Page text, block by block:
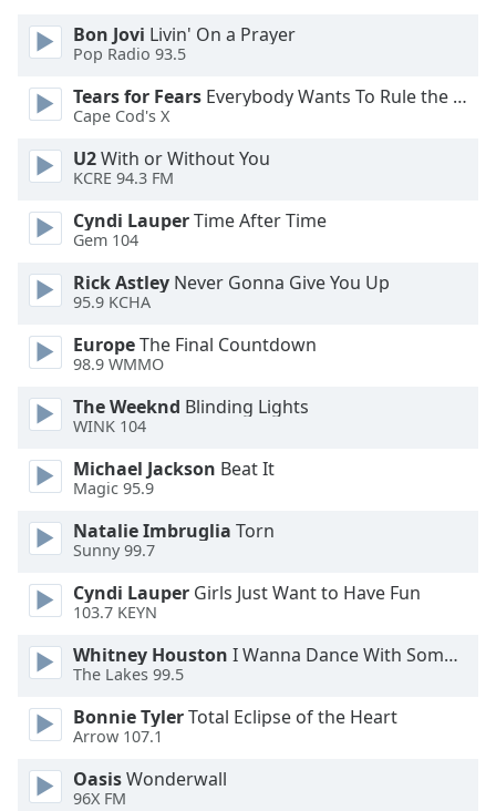
Beginning
dialog
Escape
close
window.
Color
Background
Color
Opacity
Caption
Area
Background
Bon Jovi Livin' On a Prayer
Pop Radio 93.5
Tears for Fears Everybody Wants To Rule the World
Cape Cod's X
U2With or Without You
KCRE 94.3 FM
Cyndi LauperTime After Time
Gem 104
Rick Astley Never Gonna Give You Up
95.9 KCHA
EuropeThe Final Countdown
98.9 WMMO
The Weeknd Blinding Lights
WINK 104
Michael Jackson Beat It
Magic 95.9
Natalie Imbruglia Torn
Sunny 99.7
Cyndi Lauper Girls Just Want to Have Fun
103.7 KEYN
Whitney Houston I Wanna Dance With Somebody
The Lakes 99.5
Bonnie TylerTotal Eclipse of the Heart
Arrow 107.1
OasisWonderwall
96X FM